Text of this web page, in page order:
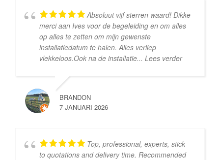
Absoluut vijf sterren waard! Dikke
merci aan Ives voor de begeleiding en om alles
op alles te zetten om mijn gewenste
installatiedatum te halen. Alles verliep
vlekkeloos. ​Ook na de installatie... Lees verder
BRANDON
7 JANUARI 2026
Top, professional, experts, stick
to quotations and delivery time. Recommended